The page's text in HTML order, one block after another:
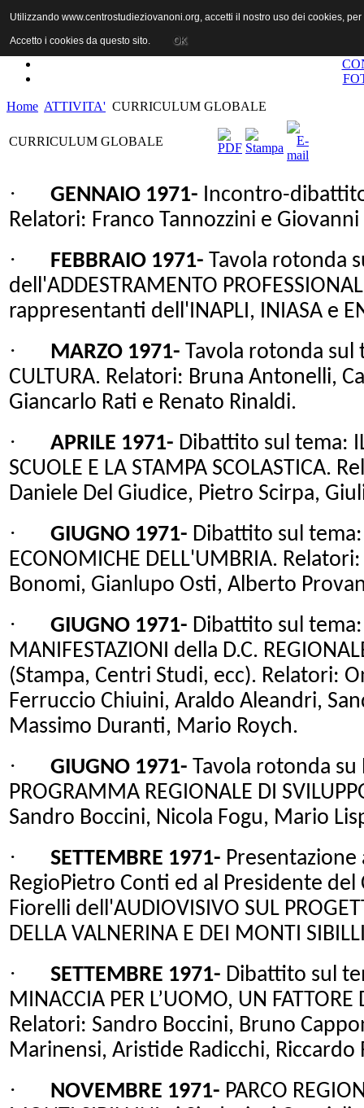
Home ATTIVITA' CURRICULUM GLOBALE
CURRICULUM GLOBALE
· GENNAIO 1971- Incontro-
Relatori: Franco Tannozzini e
· FEBBRAIO 1971- Tavola rotonda
dell'ADDESTRAMENTO
rappresentanti dell'INAPLI, INIASA e
· MARZO 1971- Tavola rotonda sul
CULTURA. Relatori: Bruna Antonelli,
Giancarlo Rati e Renato Rinaldi.
· APRILE 1971- Dibattito sul tema:
SCUOLE E LA STAMPA SCOLASTICA.
Daniele Del Giudice, Pietro Scirpa,
· GIUGNO 1971- Dibattito sul tema:
ECONOMICHE DELL'UMBRIA.
Bonomi, Gianlupo Osti, Alberto
· GIUGNO 1971- Dibattito sul tema:
MANIFESTAZIONI della D.C.
(Stampa, Centri Studi, ecc). Relatori:
Ferruccio Chiuini, Araldo Aleandri,
Massimo Duranti, Mario Roych.
· GIUGNO 1971- Tavola rotonda su
PROGRAMMA REGIONALE DI
Sandro Boccini, Nicola Fogu, Mario
· SETTEMBRE 1971-
RegioPietro Conti ed al Presidente del
Fiorelli dell'AUDIOVISIVO SUL
DELLA VALNERINA E DEI MONTI
· SETTEMBRE 1971- Dibattito sul
MINACCIA PER L’UOMO, UN FATTORE
Relatori: Sandro Boccini, Bruno
Marinensi, Aristide Radicchi,
· NOVEMBRE 1971- PARCO
Utilizzando www.centrostudieziovanoni.org, accetti il nostro uso dei cookies,
Accetto i cookies da questo sito. OK